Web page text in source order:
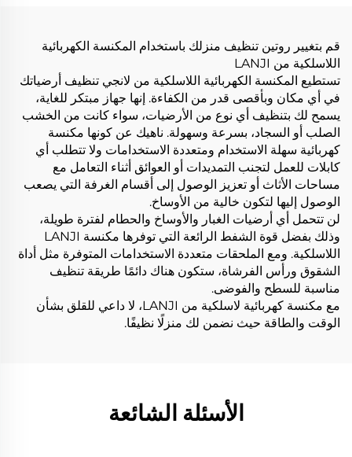
قم بتغيير روتين تنظيف منزلك باستخدام المكنسة الكهربائية
اللاسلكية من LANJI
تستطيع المكنسة الكهربائية اللاسلكية من لانجي تنظيف أرضياتك
في أي مكان وبأقصى قدر من الكفاءة. إنها جهاز مبتكر للغاية،
يسمح لك بتنظيف أي نوع من الأرضيات، سواء كانت من الخشب
الصلب أو السجاد، بسرعة وسهولة. ناهيك عن كونها مكنسة
كهربائية سهلة الاستخدام ومتعددة الاستخدامات ولا تتطلب أي
كابلات للعمل لتجنب التمديدات أو العوائق أثناء التعامل مع
مساحات الأثاث أو تعزيز الوصول إلى أقسام الغرفة التي يصعب
الوصول إليها لتكون خالية من الأوساخ.
لن تتحمل أي أرضيات الغبار والأوساخ والحطام لفترة طويلة،
وذلك بفضل قوة الشفط الرائعة التي توفرها مكنسة LANJI
اللاسلكية. ومع الملحقات متعددة الاستخدامات المتوفرة مثل أداة
الشقوق ورأس الفرشاة، ستكون هناك دائمًا طريقة تنظيف
مناسبة للسطح والفوضى.
مع مكنسة كهربائية لاسلكية من LANJI، لا داعي للقلق بشأن
الوقت والطاقة حيث نضمن لك منزلًا نظيفًا.
الأسئلة الشائعة